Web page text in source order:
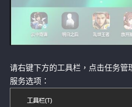
请右键下方的工具栏，点击任务管
服务选项：